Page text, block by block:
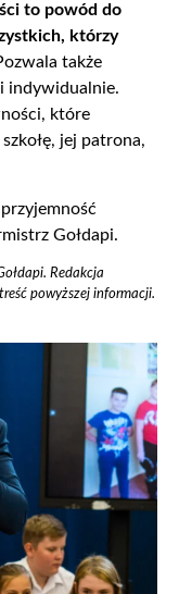
to powód do
którzy
także
indywidualnie.
które
jej patrona,
Gołdapi.
Redakcja
powyższej informacji.